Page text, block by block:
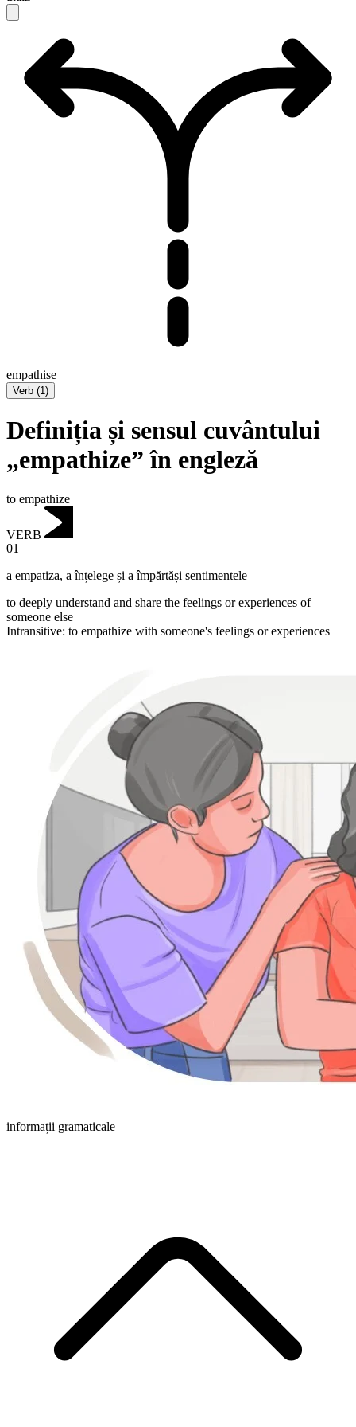
empathise
Verb (1)
Definiția și sensul cuvântului
„empathize” în engleză
to empathize
VERB
01
a empatiza, a înțelege și a împărtăși sentimentele
to deeply understand and share the feelings or experiences of
someone else
Intransitive: to empathize with someone's feelings or experiences
informații gramaticale